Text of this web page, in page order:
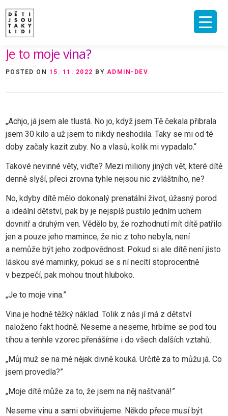
content
ÚVOD
O MNĚ A O PROJEKTU
NAKLADATELSTVÍ
VIDEA A ROZHOVORY
ARCHIV ČLÁNKŮ
Je to moje vina?
POSTED ON 15. 11. 2022 BY ADMIN-DEV
„Achjo, já jsem ale tlustá. No jo, když jsem Tě čekala přibrala
jsem 30 kilo a už jsem to nikdy neshodila. Taky se mi od té
doby začaly kazit zuby. No a vlasů, kolik mi vypadalo.“
Takové nevinné věty, viďte? Mezi miliony jiných vět, které dítě
denně slyší, přeci zrovna tyhle nejsou nic zvláštního, ne?
No, kdyby dítě mělo dokonalý prenatální život, úžasný porod
a ideální dětství, pak by je nejspíš pustilo jedním uchem
dovnitř a druhým ven. Vědělo by, že rozhodnutí mít dítě patřilo
jen a pouze jeho mamince, že nic z toho nebyla, není
a nemůže být jeho zodpovědnost. Pokud si ale dítě není jisto
láskou své maminky, pokud se s ní necítí stoprocentně
v bezpečí, pak mohou tnout hluboko.
„Je to moje vina.”
Vina je hodně těžký náklad. Tolik z nás jí má z dětství
naloženo fakt hodně. Neseme a neseme, hrbíme se pod tou
tíhou a tenhle vzorec přenášíme i do všech dalších vztahů.
„Můj muž se na mě nějak divně kouká. Určitě za to můžu já. Co
jsem provedla?”
„Moje dítě může za to, že jsem na něj naštvaná!”
Neseme vinu a sami obviňujeme. Někdo přece musí být